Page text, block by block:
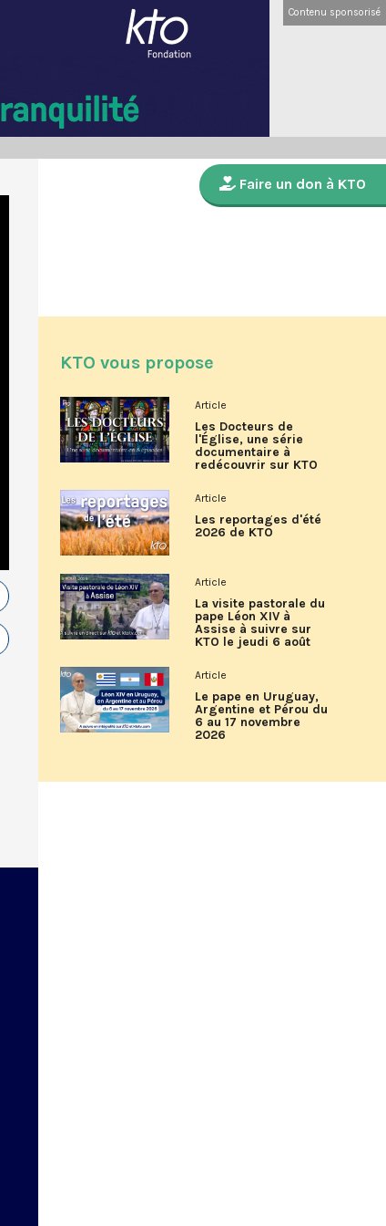
Contenu sponsorisé
Faire un don à KTO
KTO vous propose
Article
Les Docteurs de
l'Église, une série
documentaire à
redécouvrir sur KTO
Article
Les reportages d'été
2026 de KTO
Article
La visite pastorale du
pape Léon XIV à
Assise à suivre sur
KTO le jeudi 6 août
Article
Le pape en Uruguay,
Argentine et Pérou du
6 au 17 novembre
2026